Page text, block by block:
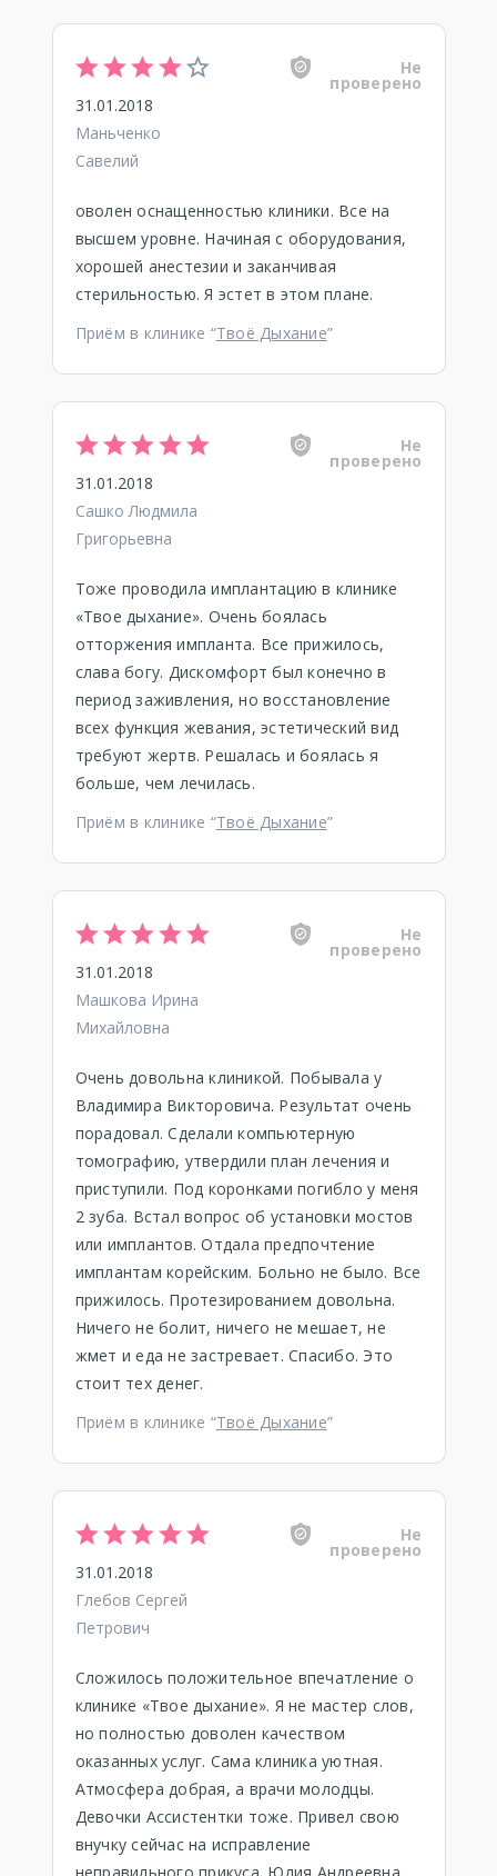
Не
проверено
31.01.2018
Маньченко
Савелий
оволен оснащенностью клиники. Все на
высшем уровне. Начиная с оборудования,
хорошей анестезии и заканчивая
стерильностью. Я эстет в этом плане.
Приём в клинике “Твоё Дыхание”
Не
проверено
31.01.2018
Сашко Людмила
Григорьевна
Тоже проводила имплантацию в клинике
«Твое дыхание». Очень боялась
отторжения импланта. Все прижилось,
слава богу. Дискомфорт был конечно в
период заживления, но восстановление
всех функция жевания, эстетический вид
требуют жертв. Решалась и боялась я
больше, чем лечилась.
Приём в клинике “Твоё Дыхание”
Не
проверено
31.01.2018
Машкова Ирина
Михайловна
Очень довольна клиникой. Побывала у
Владимира Викторовича. Результат очень
порадовал. Сделали компьютерную
томографию, утвердили план лечения и
приступили. Под коронками погибло у меня
2 зуба. Встал вопрос об установки мостов
или имплантов. Отдала предпочтение
имплантам корейским. Больно не было. Все
прижилось. Протезированием довольна.
Ничего не болит, ничего не мешает, не
жмет и еда не застревает. Спасибо. Это
стоит тех денег.
Приём в клинике “Твоё Дыхание”
Не
проверено
31.01.2018
Глебов Сергей
Петрович
Сложилось положительное впечатление о
клинике «Твое дыхание». Я не мастер слов,
но полностью доволен качеством
оказанных услуг. Сама клиника уютная.
Атмосфера добрая, а врачи молодцы.
Девочки Ассистентки тоже. Привел свою
внучку сейчас на исправление